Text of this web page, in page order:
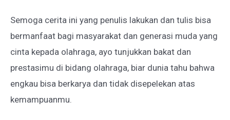
Semoga cerita ini yang penulis lakukan dan tulis bisa
bermanfaat bagi masyarakat dan generasi muda yang
cinta kepada olahraga, ayo tunjukkan bakat dan
prestasimu di bidang olahraga, biar dunia tahu bahwa
engkau bisa berkarya dan tidak disepelekan atas
kemampuanmu.